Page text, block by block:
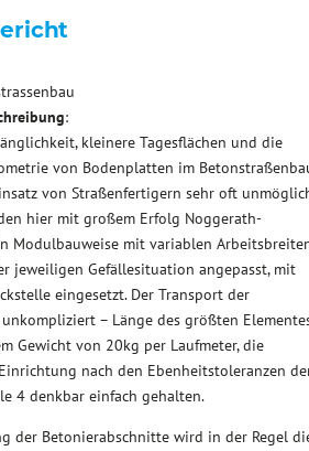
:
kleinere Tagesflächen und die
von Bodenplatten im
von Straßenfertigern sehr oft
hier mit großem Erfolg Noggerath-
Modulbauweise mit variablen
jeweiligen Gefällesituation angepasst, mit
eingesetzt. Der Transport der
– Länge des größten
Gewicht von 20kg per Laufmeter, die
nach den Ebenheitstoleranzen
4 denkbar einfach gehalten.
der Betonierabschnitte wird in der Regel